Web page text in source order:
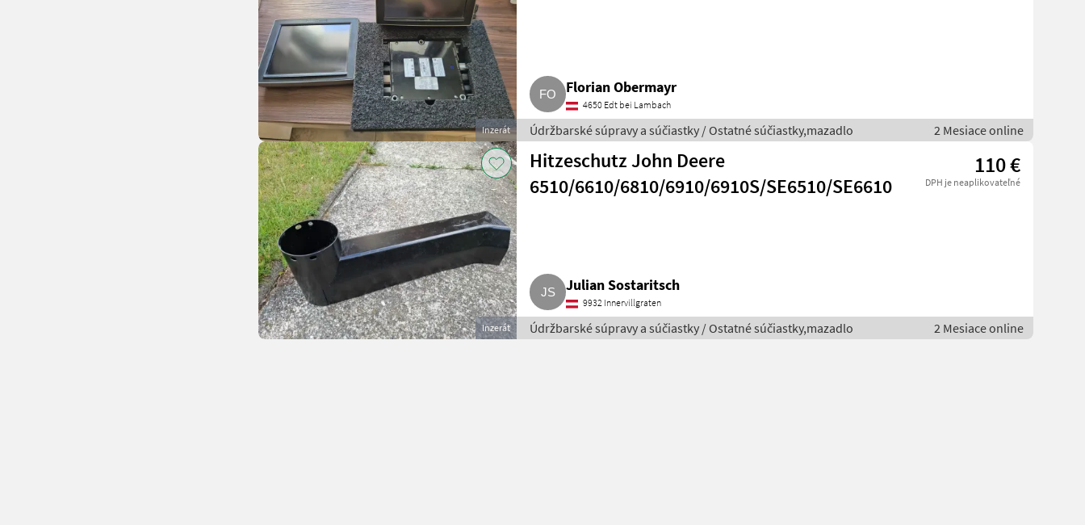
Inzerát
Florian Obermayr
4650 Edt bei Lambach
Údržbarské súpravy a súčiastky / Ostatné súčiastky,mazadlo 2 Mesiace online
Inzerát
Hitzeschutz John Deere
6510/6610/6810/6910/6910S/SE6510/SE6610
110 €
DPH je neaplikovateľné
Julian Sostaritsch
9932 Innervillgraten
Údržbarské súpravy a súčiastky / Ostatné súčiastky,mazadlo 2 Mesiace online